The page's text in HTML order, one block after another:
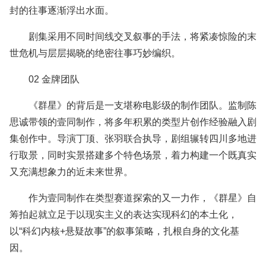
封的往事逐渐浮出水面。
剧集采用不同时间线交叉叙事的手法，将紧凑惊险的末
世危机与层层揭晓的绝密往事巧妙编织。
02 金牌团队
《群星》的背后是一支堪称电影级的制作团队。监制陈
思诚带领的壹同制作，将多年积累的类型片创作经验融入剧
集创作中。导演丁顶、张羽联合执导，剧组辗转四川多地进
行取景，同时实景搭建多个特色场景，着力构建一个既真实
又充满想象力的近未来世界。
作为壹同制作在类型赛道探索的又一力作，《群星》自
筹拍起就立足于以现实主义的表达实现科幻的本土化，
以“科幻内核+悬疑故事”的叙事策略，扎根自身的文化基
因。